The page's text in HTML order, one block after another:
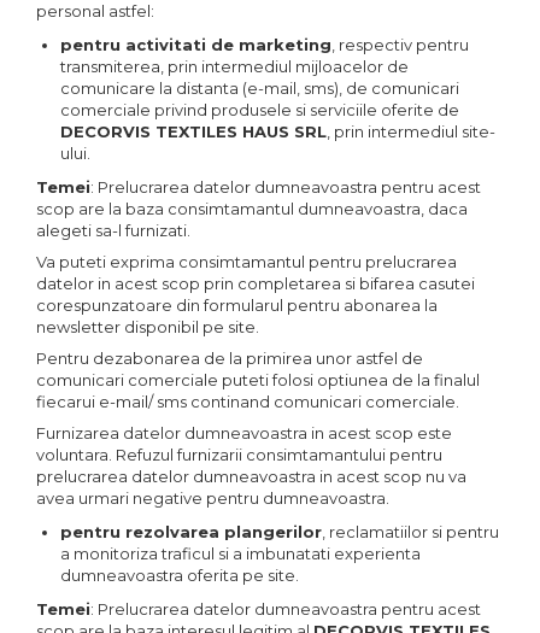
personal astfel:
pentru activitati de marketing , respectiv pentru
transmiterea, prin intermediul mijloacelor de
comunicare la distanta (e-mail, sms), de comunicari
comerciale privind produsele si serviciile oferite de
DECORVIS TEXTILES HAUS SRL , prin intermediul site-
ului.
Temei: Prelucrarea datelor dumneavoastra pentru acest
scop are la baza consimtamantul dumneavoastra, daca
alegeti sa-l furnizati.
Va puteti exprima consimtamantul pentru prelucrarea
datelor in acest scop prin completarea si bifarea casutei
corespunzatoare din formularul pentru abonarea la
newsletter disponibil pe site.
Pentru dezabonarea de la primirea unor astfel de
comunicari comerciale puteti folosi optiunea de la finalul
fiecarui e-mail/ sms continand comunicari comerciale.
Furnizarea datelor dumneavoastra in acest scop este
voluntara. Refuzul furnizarii consimtamantului pentru
prelucrarea datelor dumneavoastra in acest scop nu va
avea urmari negative pentru dumneavoastra.
pentru rezolvarea plangerilor , reclamatiilor si pentru
a monitoriza traficul si a imbunatati experienta
dumneavoastra oferita pe site.
Temei: Prelucrarea datelor dumneavoastra pentru acest